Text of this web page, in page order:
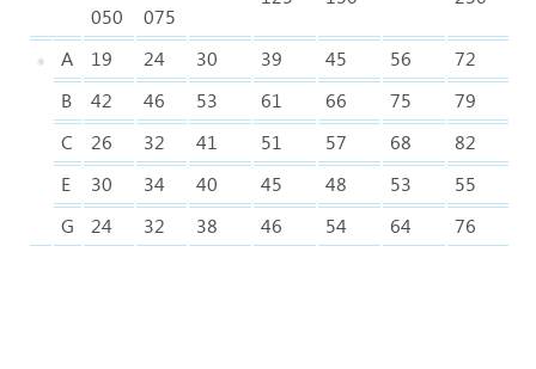
050
075
A 19 24 30 39 45 56 72
B
42 46 53 61 66 75 79
C
26 32 41 51 57 68 82
E
30 34 40 45 48 53 55
G
24 32 38 46 54 64 76